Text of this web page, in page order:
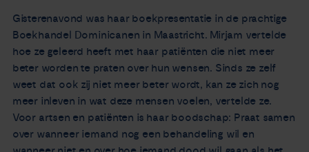
Gisterenavond was haar boekpresentatie in de prachtige
Boekhandel Dominicanen in Maastricht. Mirjam vertelde
hoe ze geleerd heeft met haar patiënten die niet meer
beter worden te praten over hun wensen. Sinds ze zelf
weet dat ook zij niet meer beter wordt, kan ze zich nog
meer inleven in wat deze mensen voelen, vertelde ze.
Voor artsen en patiënten is haar boodschap: Praat samen
over wanneer iemand nog een behandeling wil en